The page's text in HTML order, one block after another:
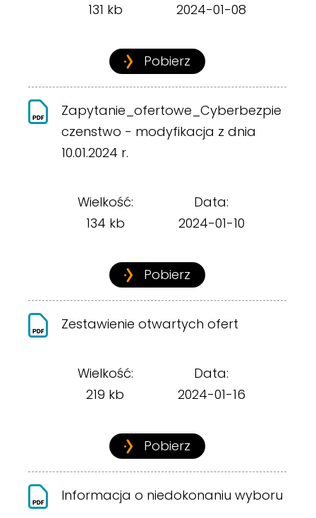
131 kb
2024-01-08
Pobierz
Zapytanie_ofertowe_Cyberbezpie
czenstwo - modyfikacja z dnia
10.01.2024 r.
Wielkość:
134 kb
Data:
2024-01-10
Pobierz
Zestawienie otwartych ofert
Wielkość:
219 kb
Data:
2024-01-16
Pobierz
Informacja o niedokonaniu wyboru